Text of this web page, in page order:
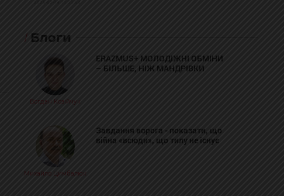
Блоги
Богдан Козійчук
ERAZMUS+ МОЛОДІЖНІ ОБМІНИ
– БІЛЬШЕ, НІЖ МАНДРІВКИ
Михайло Цимбалюк
Завдання ворога - показати, що
війна «всюди», що тилу не існує